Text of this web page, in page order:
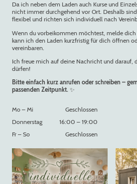
Da ich neben dem Laden auch Kurse und
nicht immer durchgehend vor Ort. Deshalb
flexibel und richten sich individuell nach
Wenn du vorbeikommen möchtest, melde
kann ich den Laden kurzfristig für dich öffnen
vereinbaren.
Ich freue mich auf deine Nachricht und darauf,
dürfen!
Bitte einfach kurz anrufen oder schreiben –
passenden Zeitpunkt. ✨
Mo – Mi
Geschlossen
Donnerstag
16:00 – 19:00
Fr – So Geschlossen